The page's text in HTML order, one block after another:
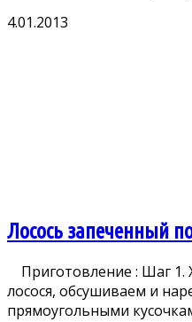
4.01.2013
Лосось запеченный
Приготовление : Шаг
лосося, обсушиваем и
прямоугольными